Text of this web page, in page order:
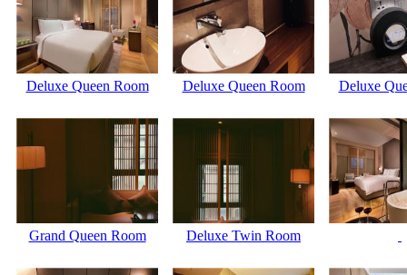
Deluxe Queen Room Deluxe Queen Room Deluxe
Grand Queen Room Deluxe Twin Room